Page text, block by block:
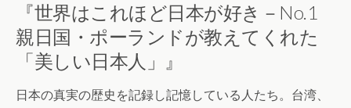
『世界はこれほど日本が好き－No.1
親日国・ポーランドが教えてくれた
「美しい日本人」』
日本の真実の歴史を記録し記憶している人たち。台湾、